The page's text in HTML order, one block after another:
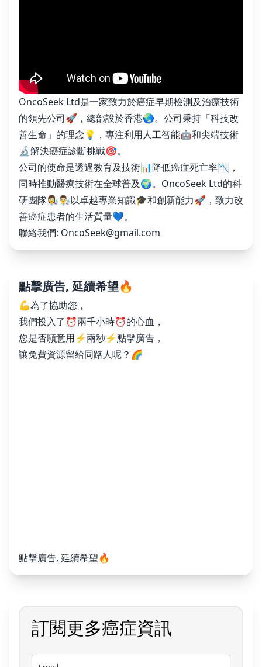
OncoSeek Ltd是一家致力於癌症早期檢測及治療技術
的領先公司🚀，總部設於香港🌏。公司秉持「科技改
善生命」的理念💡，專注利用人工智能🤖和尖端技術
🔬解決癌症診斷挑戰🎯。
公司的使命是透過教育及技術📊降低癌症死亡率📉，
同時推動醫療技術在全球普及🌍。OncoSeek Ltd的科
研團隊👩‍🔬👨‍🔬以卓越專業知識🎓和創新能力🚀，致力改
善癌症患者的生活質量💙。
聯絡我們: OncoSeek@gmail.com
點擊廣告, 延續希望🔥
💪為了協助您，
我們投入了⏰兩千小時⏰的心血，
您是否願意用⚡️兩秒⚡️點擊廣告，
讓免費資源留給同路人呢？🌈
點擊廣告, 延續希望🔥
訂閱更多癌症資訊